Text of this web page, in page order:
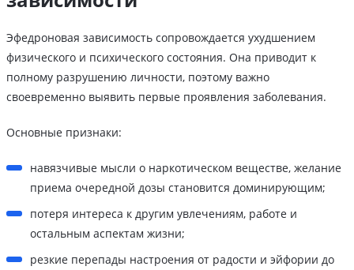
Эфедроновая зависимость сопровождается ухудшением
физического и психического состояния. Она приводит к
полному разрушению личности, поэтому важно
своевременно выявить первые проявления заболевания.
Основные признаки:
навязчивые мысли о наркотическом веществе, желание
приема очередной дозы становится доминирующим;
потеря интереса к другим увлечениям, работе и
остальным аспектам жизни;
резкие перепады настроения от радости и эйфории до